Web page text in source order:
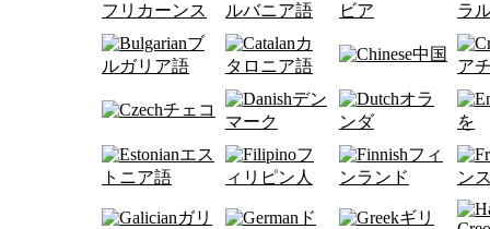
フリカーンス
ルバニア語
ビア
ラ
ブ
ルガリア語
カ
タロニア語
中国
ア
チェコ
デン
マーク
オラ
ンダ
を
エス
トニア語
フ
ィリピン人
フィ
ンランド
ン
ガリ
ド
ギリ